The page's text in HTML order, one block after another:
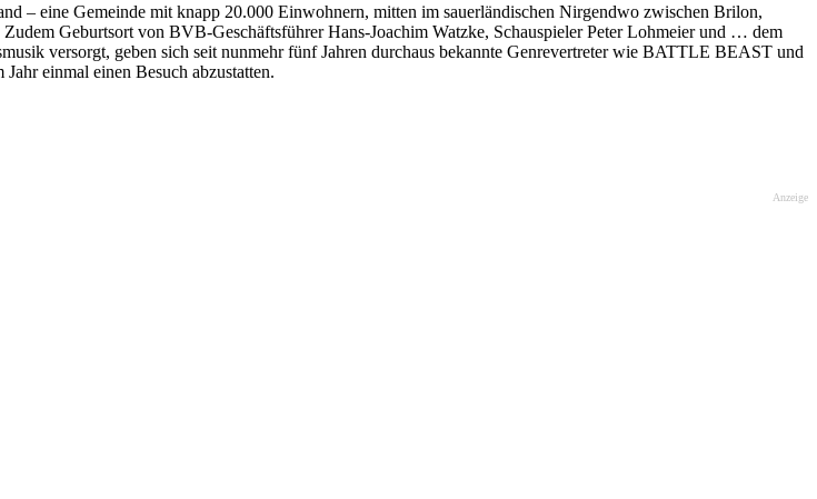
– eine Gemeinde mit knapp 20.000 Einwohnern, mitten im sauerländischen Nirgendwo zwischen Brilon,
Geburtsort von BVB-Geschäftsführer Hans-Joachim Watzke, Schauspieler Peter Lohmeier und … dem
versorgt, geben sich seit nunmehr fünf Jahren durchaus bekannte Genrevertreter wie BATTLE BEAST und
einmal einen Besuch abzustatten.
Anzeige